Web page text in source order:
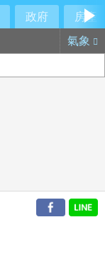
政府
房產
氣象